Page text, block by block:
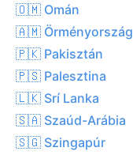
🇴🇲 Omán
🇦🇲 Örményország
🇵🇰 Pakisztán
🇵🇸 Palesztina
🇱🇰 Srí Lanka
🇸🇦 Szaúd-Arábia
🇸🇬 Szingapúr